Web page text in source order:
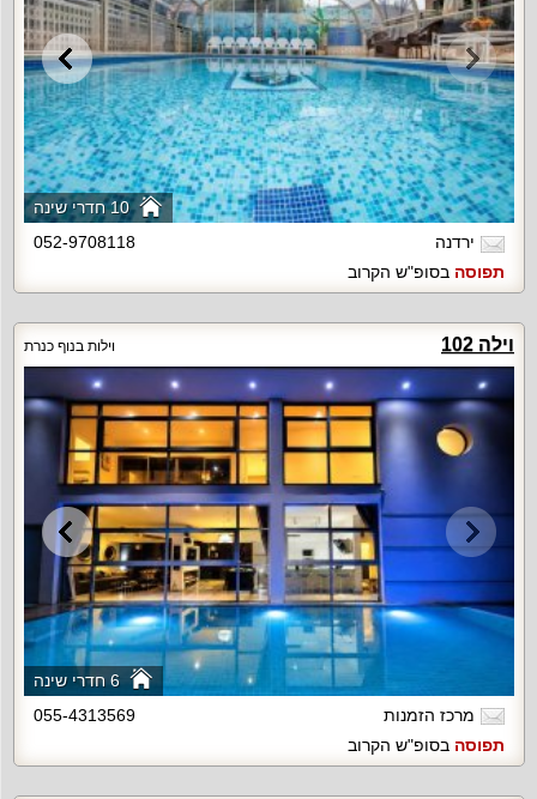
10 חדרי שינה
ירדנה
052-9708118
תפוסה בסופ"ש הקרוב
וילה 102 וילות בנוף כנרת
6 חדרי שינה
מרכז הזמנות
055-4313569
תפוסה בסופ"ש הקרוב